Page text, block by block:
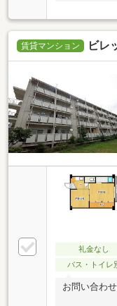
賃貸マンション ビレ
礼金なし
バス・トイレ
お問い合わ